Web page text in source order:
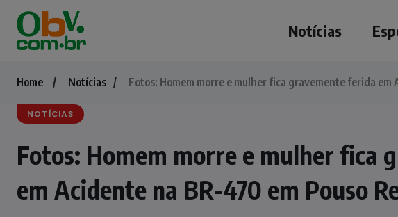
Notícias
Home Notícias Fotos: Homem morre e mulher fica gravemente ferida em
NOTÍCIAS
Fotos: Homem morre e mulher fica
em Acidente na BR-470 em Pouso